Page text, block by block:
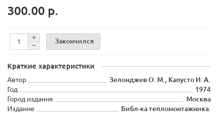
300.00 р.
Закончился
Краткие характеристики
Автор
Зелонджев О. М., Капусто И. А.
Год
1974
Город издания
Москва
Издание
Библ-ка тепломонтажника.